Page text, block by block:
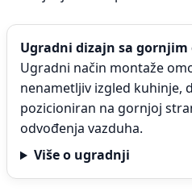
Ugradni dizajn sa gornjim
Ugradni način montaže
nenametljiv izgled kuhinje,
pozicioniran na gornjoj
odvođenja vazduha.
Više o ugradnji